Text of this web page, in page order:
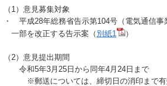
（1）意見募集対象
・ 平成28年総務省告示第104号（電気通信
一部を改正する告示案（ 別紙1 ）
（2）意見提出期間
令和5年3月25日から同年4月24日まで
※郵送については、締切日の消印まで有